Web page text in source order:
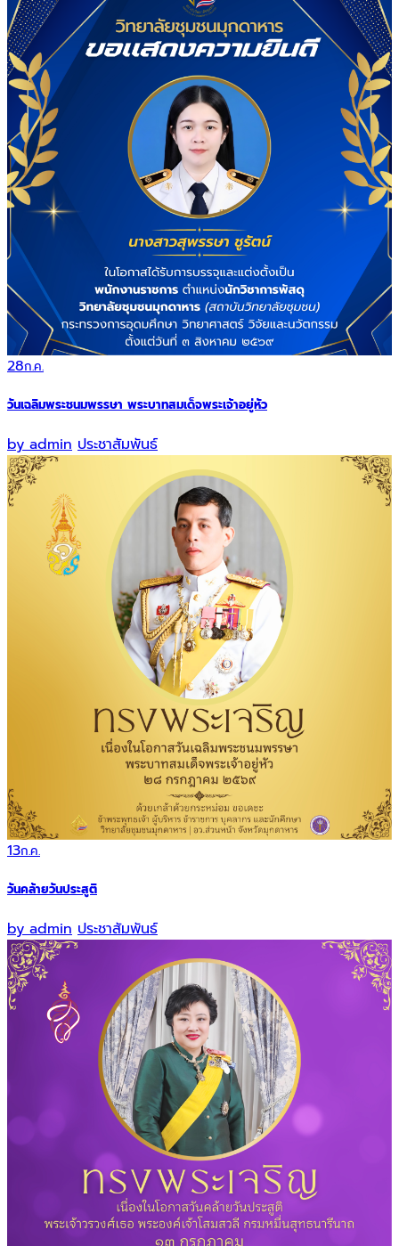
28ก.ค.
วันเฉลิมพระชนมพรรษา พระบาทสมเด็จพระเจ้าอยู่หัว
byadmin ประชาสัมพันธ์
13ก.ค.
วันคล้ายวันประสูติ
byadmin ประชาสัมพันธ์